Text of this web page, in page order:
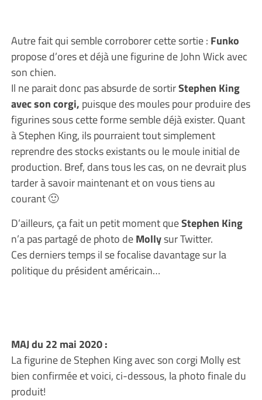
Autre fait qui semble corroborer cette sortie : Funko
propose d’ores et déjà une figurine de John Wick avec
son chien.
Il ne parait donc pas absurde de sortirStephen King
avec son corgi, puisque des moules pour produire des
figurines sous cette forme semble déjà exister. Quant
à Stephen King, ils pourraient tout simplement
reprendre des stocks existants ou le moule initial de
production. Bref, dans tous les cas, on ne devrait plus
tarder à savoir maintenant et on vous tiens au
courant 🙂
D’ailleurs, ça fait un petit moment queStephen King
n’a pas partagé de photo deMollysur Twitter.
Ces derniers temps il se focalise davantage sur la
politique du président américain…
MAJ du 22 mai 2020 :
La figurine de Stephen King avec son corgi Molly est
bien confirmée et voici, ci-dessous, la photo finale du
produit!